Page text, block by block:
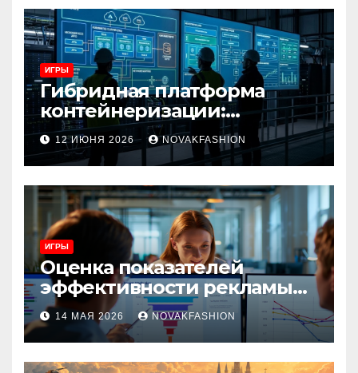
ИГРЫ
Гибридная платформа
контейнеризации:
архитектура, особенности
и сценарии использования
12 ИЮНЯ 2026 NOVAKFASHION
ИГРЫ
Оценка показателей
эффективности рекламы
при атрибуции
множественных точек
касания
14 МАЯ 2026 NOVAKFASHION